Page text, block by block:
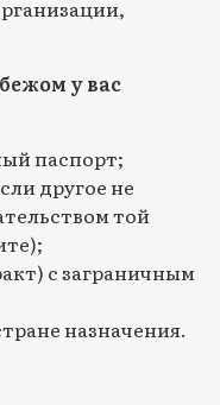
у вас
паспорт;
другое не
той
с заграничным
назначения.